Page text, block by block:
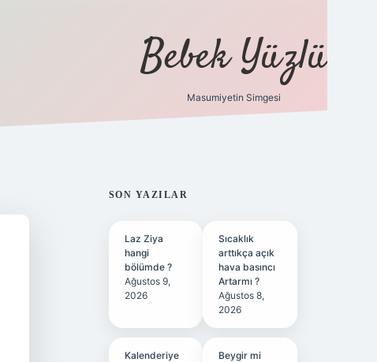
Bebek Yüzlü
Masumiyetin Simgesi
SIDEBAR
SON YAZILAR
Laz Ziya
hangi
bölümde ?
Ağustos 9,
2026
Sıcaklık
arttıkça açık
hava basıncı
Artarmı ?
Ağustos 8,
2026
Kalenderiye
Beygir mi